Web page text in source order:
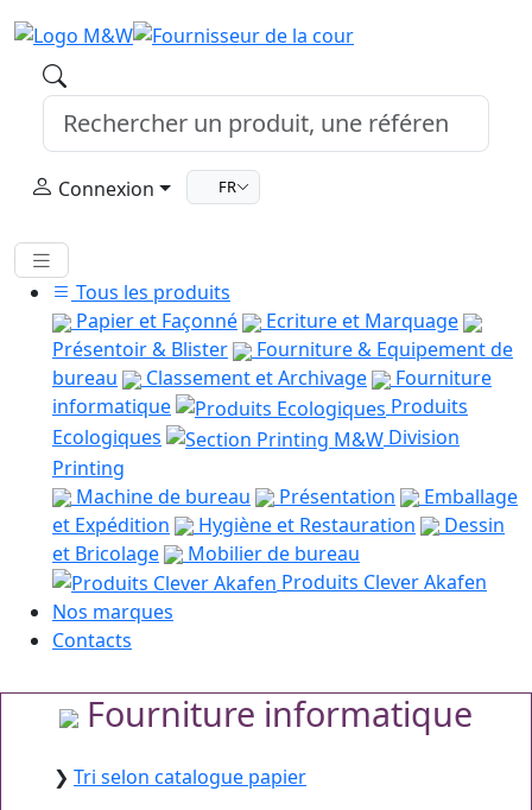
Connexion FR
Tous les produits
Papier et Façonné
Ecriture et Marquage
Présentoir & Blister
Fourniture & Equipement de
bureau
Classement et Archivage
Fourniture
informatique
Produits
Ecologiques
Division
Printing
Machine de bureau
Présentation
Emballage
et Expédition
Hygiène et Restauration
Dessin
et Bricolage
Mobilier de bureau
Produits Clever Akafen
Nos marques
Contacts
Fourniture informatique
❯ Tri selon catalogue papier